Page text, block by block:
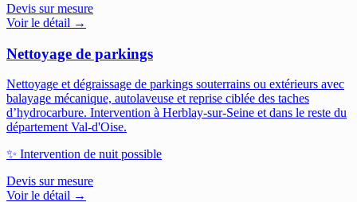
Devis sur mesure
Voir le détail →
Nettoyage de parkings
Nettoyage et dégraissage de parkings souterrains ou extérieurs avec
balayage mécanique, autolaveuse et reprise ciblée des taches
d’hydrocarbure. Intervention à Herblay-sur-Seine et dans le reste du
département Val-d'Oise.
✨ Intervention de nuit possible
Devis sur mesure
Voir le détail →